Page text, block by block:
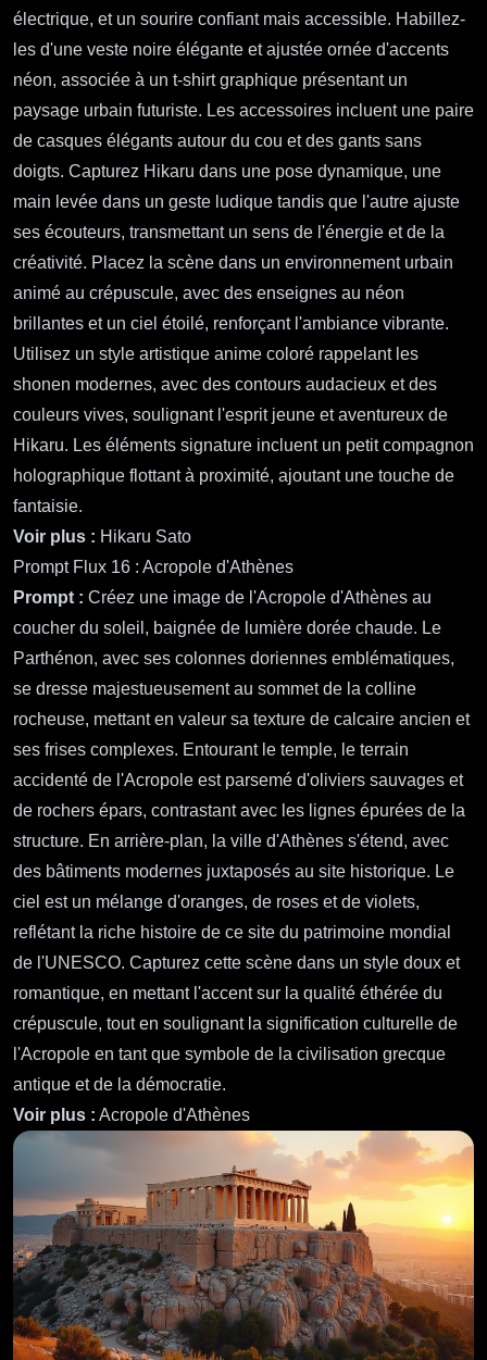
sentiment de paix et d'optimisme. Inspirée par les œuvres
d'artistes comme Claude Monet pour l'éclairage doux et
Gustav Klimt pour les détails complexes, l'image capture
l'essence de l'espoir et de la possibilité divine dans une
atmosphère harmonieuse et édifiante.
Voir plus :
Cœurs Rayonnants d'Espoir
Prompt :
anime vibrant, avec de grands yeux expressifs qui scintillent
de détermination et de chaleur. Hikaru a des cheveux courts
et ébouriffés de couleur sombre avec une mèche bleu
électrique, et un sourire confiant mais accessible. Habillez-
les d'une veste noire élégante et ajustée ornée d'accents
néon, associée à un t-shirt graphique présentant un
paysage urbain futuriste. Les accessoires incluent une paire
de casques élégants autour du cou et des gants sans
doigts. Capturez Hikaru dans une pose dynamique, une
main levée dans un geste ludique tandis que l'autre ajuste
ses écouteurs, transmettant un sens de l'énergie et de la
créativité. Placez la scène dans un environnement urbain
animé au crépuscule, avec des enseignes au néon
brillantes et un ciel étoilé, renforçant l'ambiance vibrante.
Utilisez un style artistique anime coloré rappelant les
shonen modernes, avec des contours audacieux et des
couleurs vives, soulignant l'esprit jeune et aventureux de
Hikaru. Les éléments signature incluent un petit compagnon
holographique flottant à proximité, ajoutant une touche de
Hikaru Sato
Prompt Flux 16 : Acropole d'Athènes
Prompt :Créez une image de l'Acropole d'Athènes au
coucher du soleil, baignée de lumière dorée chaude. Le
Parthénon, avec ses colonnes doriennes emblématiques,
se dresse majestueusement au sommet de la colline